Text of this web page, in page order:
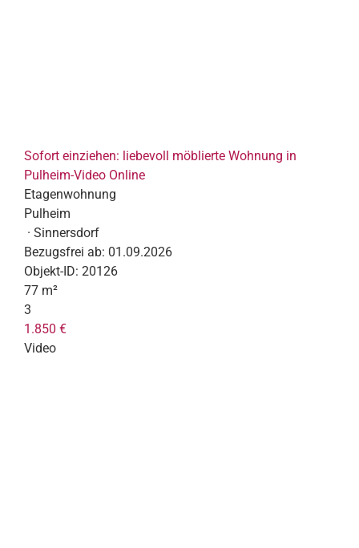
Sofort einziehen: liebevoll möblierte Wohnung in
Pulheim-Video Online
Etagenwohnung
Pulheim
· Sinnersdorf
Bezugsfrei ab: 01.09.2026
Objekt-ID: 20126
77 m²
3
1.850 €
Video